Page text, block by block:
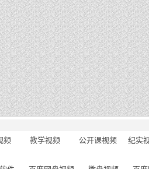
频 教学视频 公开课视频 纪实